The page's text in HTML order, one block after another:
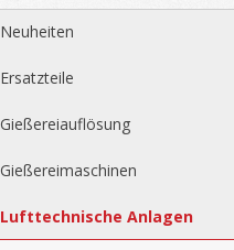
Neuheiten
Ersatzteile
Gießereiauflösung
Gießereimaschinen
Lufttechnische Anlagen